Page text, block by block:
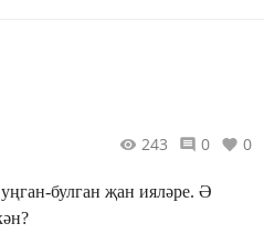
243 0 0
булган җан ияләре. Ә